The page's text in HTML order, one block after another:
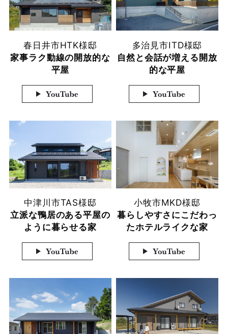
春日井市HTK様邸
家事ラク動線の開放的な
平屋
多治見市ITD様邸
自然と会話が増える開放
的な平屋
中津川市TAS様邸
立派な鴨居のある平屋の
ように暮らせる家
小牧市MKD様邸
暮らしやすさにこだわっ
たホテルライクな家